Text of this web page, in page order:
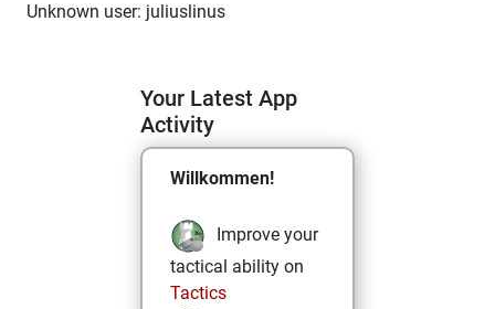
Unknown user: juliuslinus
Your Latest App
Activity
Willkommen!
Improve your
tactical ability on
Tactics